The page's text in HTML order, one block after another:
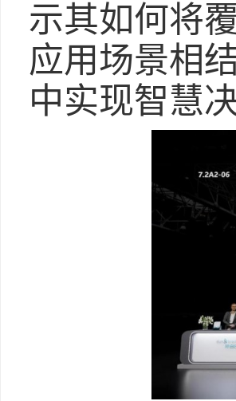
示其如何将
应用场景相
中实现智慧决